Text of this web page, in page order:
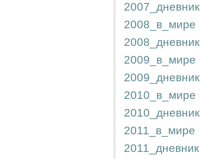
2007_дневник
2008_в_мире
2008_дневник
2009_в_мире
2009_дневник
2010_в_мире
2010_дневник
2011_в_мире
2011_дневник